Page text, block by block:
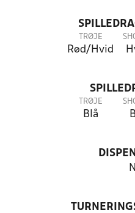
TRØJE
Rød/Hvid
TRØJE
Blå